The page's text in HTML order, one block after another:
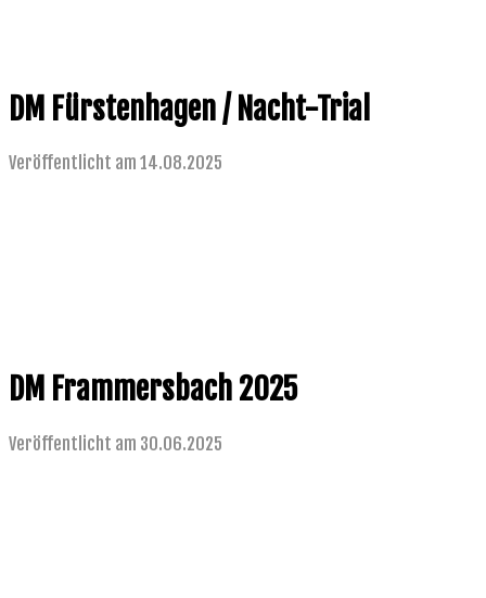
DM Fürstenhagen / Nacht-Trial
Veröffentlicht am 14.08.2025
DM Frammersbach 2025
Veröffentlicht am 30.06.2025